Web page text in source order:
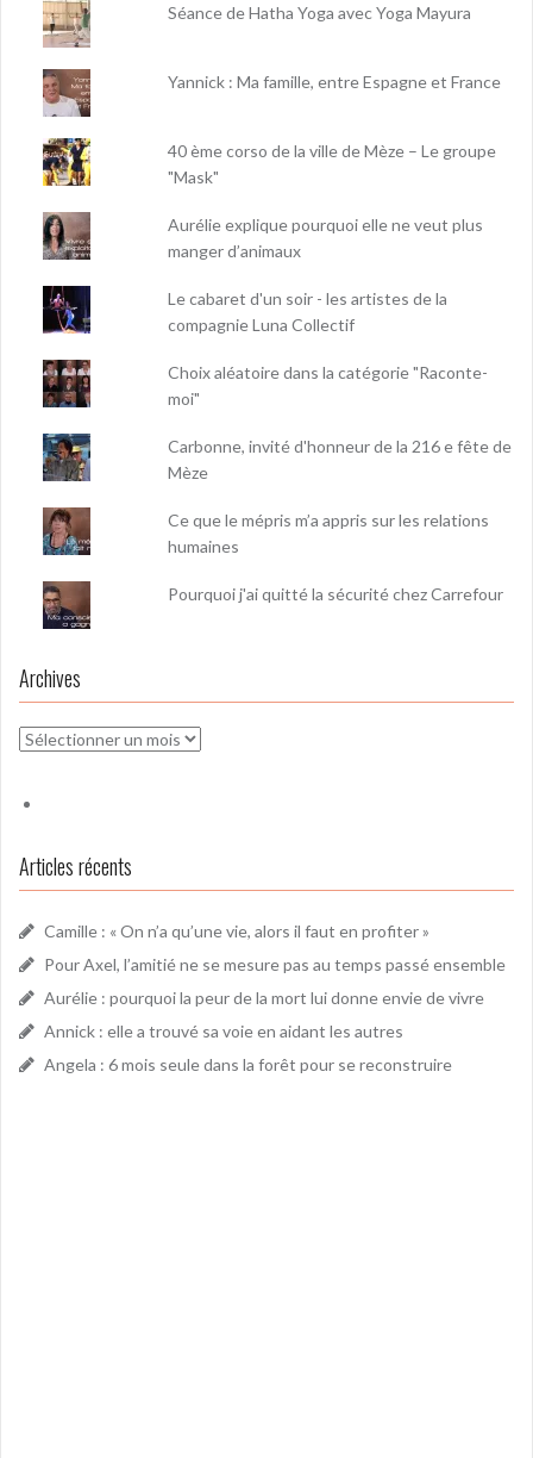
Séance de Hatha Yoga avec Yoga Mayura
Yannick : Ma famille, entre Espagne et France
40 ème corso de la ville de Mèze – Le groupe
"Mask"
Aurélie explique pourquoi elle ne veut plus
manger d’animaux
Le cabaret d'un soir - les artistes de la
compagnie Luna Collectif
Choix aléatoire dans la catégorie "Raconte-
moi"
Carbonne, invité d'honneur de la 216 e fête de
Mèze
Ce que le mépris m’a appris sur les relations
humaines
Pourquoi j'ai quitté la sécurité chez Carrefour
Archives
Archives
Articles récents
Camille : « On n’a qu’une vie, alors il faut en profiter »
Pour Axel, l’amitié ne se mesure pas au temps passé ensemble
Aurélie : pourquoi la peur de la mort lui donne envie de vivre
Annick : elle a trouvé sa voie en aidant les autres
Angela : 6 mois seule dans la forêt pour se reconstruire